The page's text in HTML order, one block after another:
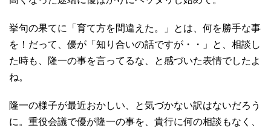
挙句の果てに「育て方を間違えた。」とは、何を勝手な事
を！だって、優が「知り合いの話ですが・・」と、相談し
た時も、隆一の事を言ってるな、と感づいた表情でしたよ
ね。
隆一の様子が最近おかしい、と気づかない訳はないだろう
に。重役会議で優が隆一の事を、貴行に何の相談もなく、